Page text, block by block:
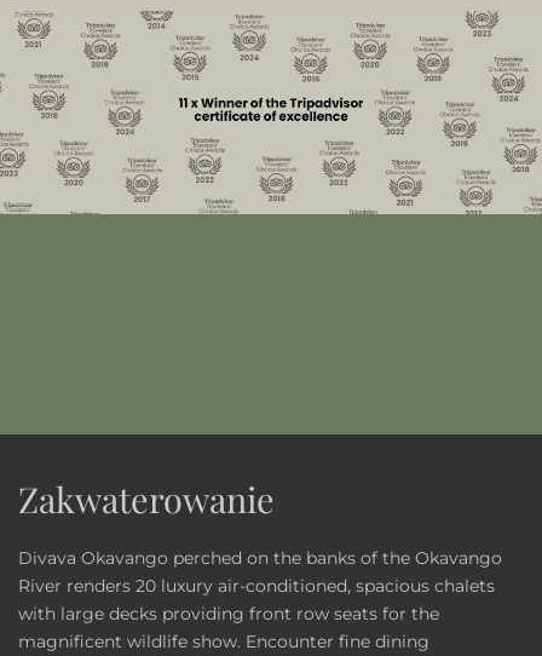
Zakwaterowanie
Divava Okavango perched on the banks of the Okavango
River renders 20 luxury air-conditioned, spacious chalets
with large decks providing front row seats for the
magnificent wildlife show. Encounter fine dining